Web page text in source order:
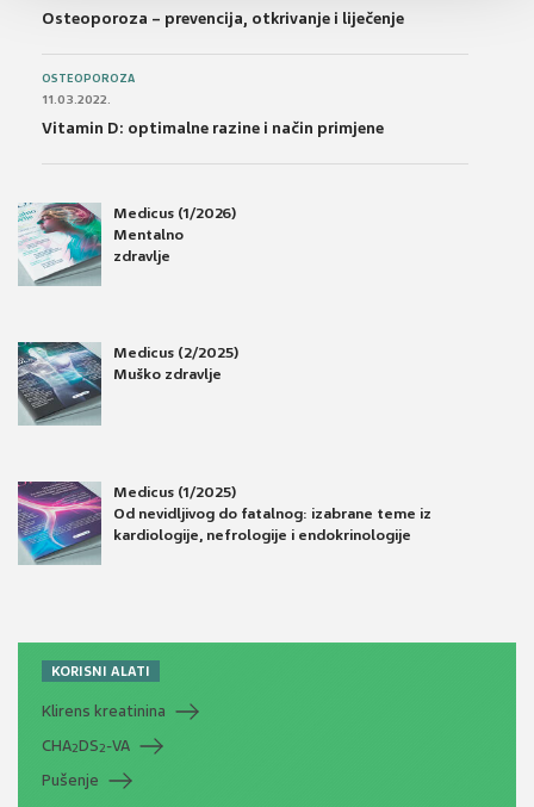
Osteoporoza – prevencija, otkrivanje i liječenje
OSTEOPOROZA
11.03.2022.
Vitamin D: optimalne razine i način primjene
Medicus (1/2026)
Mentalno
zdravlje
Medicus (2/2025)
Muško zdravlje
Medicus (1/2025)
Od nevidljivog do fatalnog: izabrane teme iz
kardiologije, nefrologije i endokrinologije
KORISNI ALATI
Klirens kreatinina
CHA2DS2-VA
Pušenje